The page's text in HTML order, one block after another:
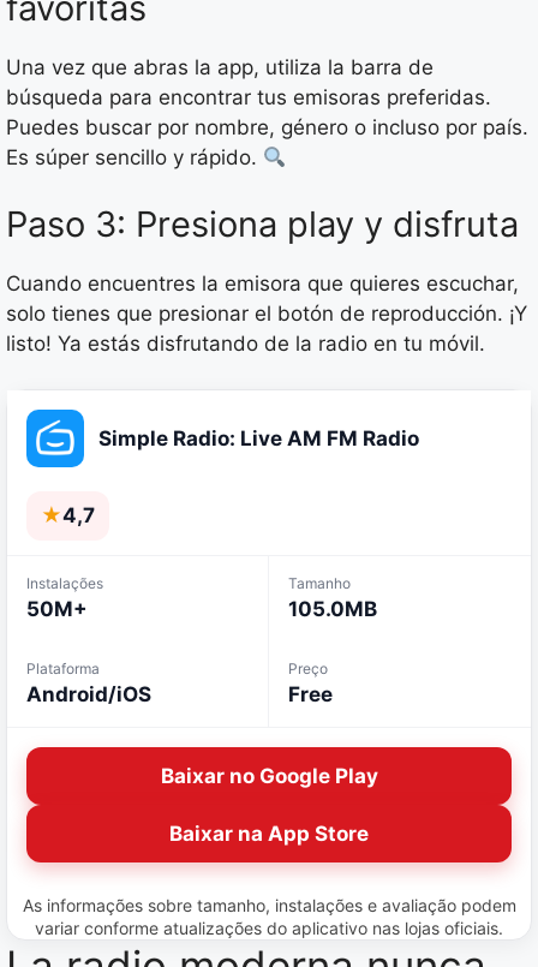
Una vez que abras la app, utiliza la barra de
búsqueda para encontrar tus emisoras preferidas.
Puedes buscar por nombre, género o incluso por país.
Es súper sencillo y rápido.
Paso 3: Presiona play y disfruta
Cuando encuentres la emisora que quieres escuchar,
solo tienes que presionar el botón de reproducción. ¡Y
listo! Ya estás disfrutando de la radio en tu móvil.
Simple Radio: Live AM FM Radio
★4,7
Instalações
50M+
Tamanho
105.0MB
Plataforma
Android/iOS
Preço
Free
Baixar no Google Play
Baixar na App Store
As informações sobre tamanho, instalações e avaliação podem
variar conforme atualizações do aplicativo nas lojas oficiais.